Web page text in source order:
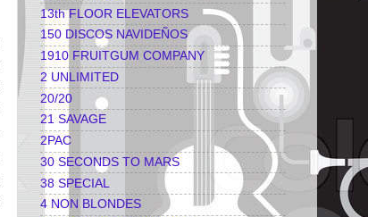
13th FLOOR ELEVATORS
150 DISCOS NAVIDEÑOS
1910 FRUITGUM COMPANY
2 UNLIMITED
20/20
21 SAVAGE
2PAC
30 SECONDS TO MARS
38 SPECIAL
4 NON BLONDES